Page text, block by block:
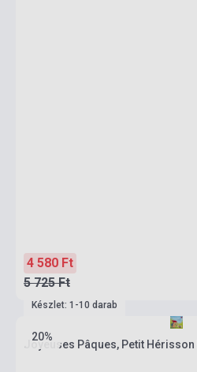
4 580 Ft
5 725 Ft
20%
Készlet: 1-10 darab
Joyeuses Pâques, Petit Hérisson